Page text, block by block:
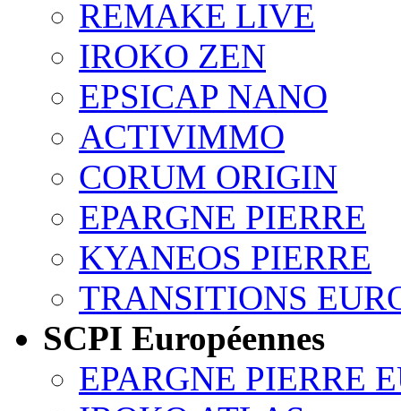
REMAKE LIVE
IROKO ZEN
EPSICAP NANO
ACTIVIMMO
CORUM ORIGIN
EPARGNE PIERRE
KYANEOS PIERRE
TRANSITIONS
SCPI Européennes
EPARGNE PIERRE